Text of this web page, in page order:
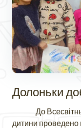
Долоньки
До
дитини проведено